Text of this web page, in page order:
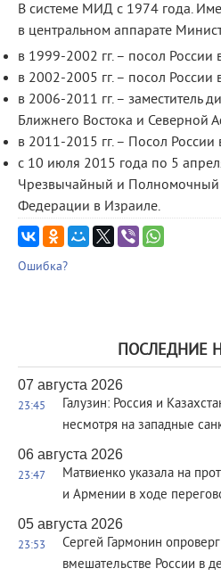
В системе МИД с 1974 года.
в центральном аппарате
в 1999-2002 гг. – посол России
в 2002-2005 гг. – посол
в 2006-2011 гг. – заместитель
Ближнего Востока и Северной
в 2011-2015 гг. – Посол России
с 10 июля 2015 года по 5
Чрезвычайный и Полномочный
Федерации в Израиле.
Ошибка?
ПОСЛЕДНИЕ
07 августа 2026
23:45
Галузин: Россия и
несмотря на западные
06 августа 2026
23:47
Матвиенко указала на
и Армении в ходе
05 августа 2026
23:53
Сергей Гармонин
вмешательстве России в